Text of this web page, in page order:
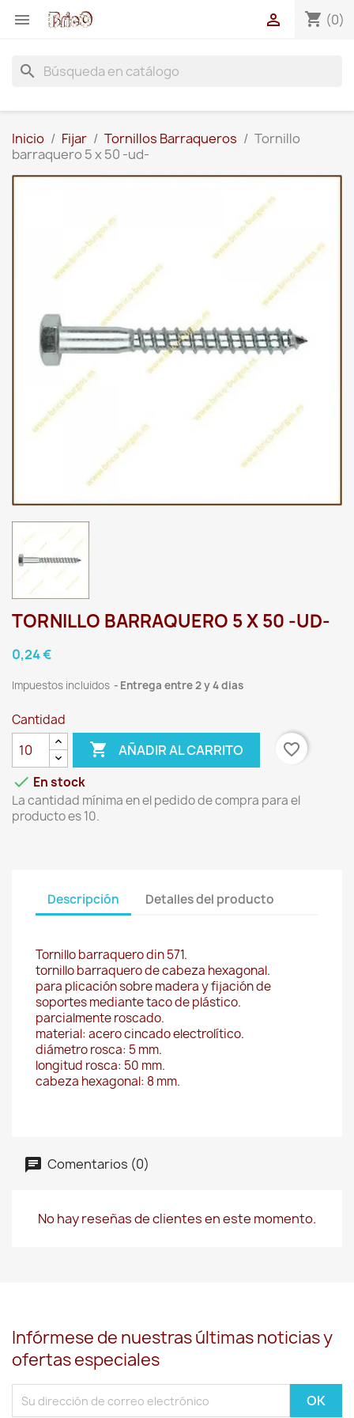
 shopping_cart (0)

search
Inicio Fijar Tornillos Barraqueros
Tornillo
barraquero 5 x 50 -ud-
TORNILLO BARRAQUERO 5 X 50 -UD-
0,24 €
Impuestos incluidos Entrega entre 2 y 4 dias
Cantidad
 AÑADIR AL CARRITO
favorite_border
 En stock
La cantidad mínima en el pedido de compra para el
producto es 10.
Descripción Detalles del producto
Tornillo barraquero din 571.
tornillo barraquero de cabeza hexagonal.
para plicación sobre madera y fijación de
soportes mediante taco de plástico.
parcialmente roscado.
material: acero cincado electrolítico.
diámetro rosca: 5 mm.
longitud rosca: 50 mm.
cabeza hexagonal: 8 mm.
Comentarios (0)
No hay reseñas de clientes en este momento.
Infórmese de nuestras últimas noticias y
ofertas especiales